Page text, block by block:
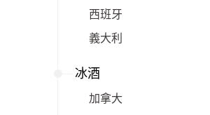
西班牙
義大利
冰酒
加拿大